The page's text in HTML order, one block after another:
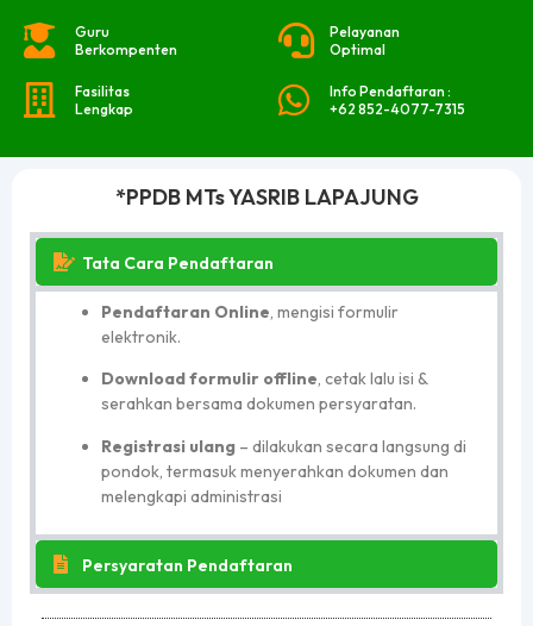
Guru
Berkompenten
Pelayanan
Optimal
Fasilitas
Lengkap
Info Pendaftaran :
+62 852-4077-7315
*PPDB MTs YASRIB LAPAJUNG
Tata Cara Pendaftaran
Pendaftaran Online, mengisi formulir
elektronik.
Download formulir offline, cetak lalu isi &
serahkan bersama dokumen persyaratan.
Registrasi ulang – dilakukan secara langsung di
pondok, termasuk menyerahkan dokumen dan
melengkapi administrasi
Persyaratan Pendaftaran